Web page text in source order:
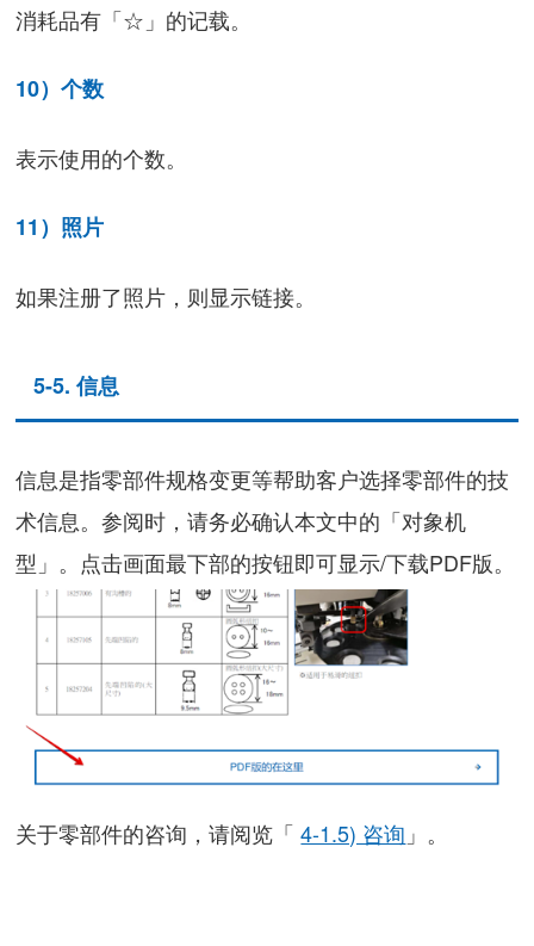
消耗品有「☆」的记载。
10）个数
表示使用的个数。
11）照片
如果注册了照片，则显示链接。
5-5. 信息
信息是指零部件规格变更等帮助客户选择零部件的技
术信息。参阅时，请务必确认本文中的「对象机
型」。点击画面最下部的按钮即可显示/下载PDF版。
关于零部件的咨询，请阅览「4-1.5) 咨询 」。